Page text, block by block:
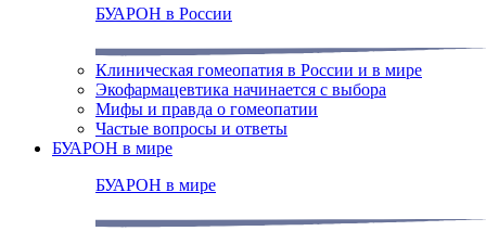
БУАРОН в России
Клиническая гомеопатия в России и в мире
Экофармацевтика начинается с выбора
Мифы и правда о гомеопатии
Частые вопросы и ответы
БУАРОН в мире
БУАРОН в мире